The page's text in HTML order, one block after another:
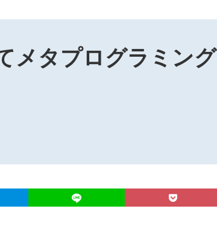
メタプログラミング